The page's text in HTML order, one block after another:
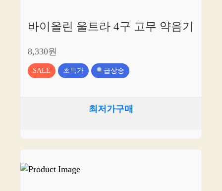
바이올린 울트라 4구 고무 약음기
8,330원
SALE 초특가 급상승
최저가구매